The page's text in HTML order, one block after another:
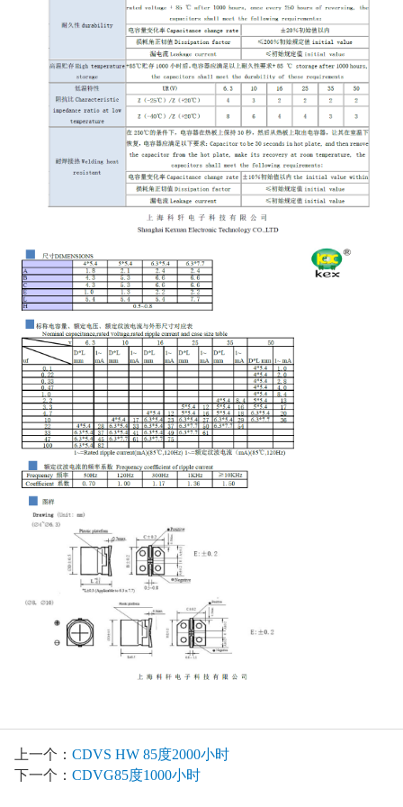
上一个： CDVS HW 85度2000小时
下一个： CDVG85度1000小时